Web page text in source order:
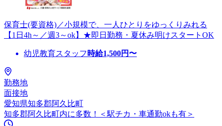
保育士(要資格)／小規模で、一人ひとりをゆっくりみれる
【1日4h～／週3～ok】★即日勤務・夏休み明けスタートOK
幼児教育スタッフ 時給1,500円〜
勤務地
面接地
愛知県知多郡阿久比町
知多郡阿久比町内に多数！＜駅チカ・車通勤okも有＞